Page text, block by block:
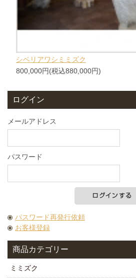
シベリアワシミミズク
800,000円(税込880,000円)
ログイン
メールアドレス
パスワード
パスワード再発行依頼
お客様登録
商品カテゴリー
ミミズク